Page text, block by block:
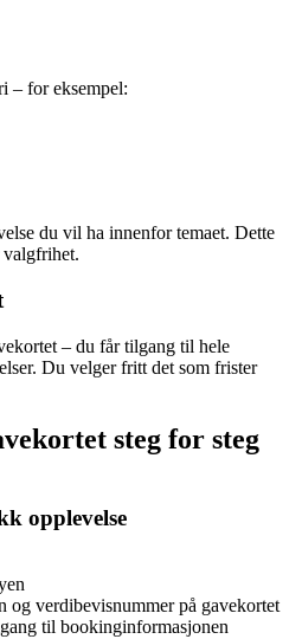
– for eksempel:
du vil ha innenfor temaet. Dette
valgfrihet.
– du får tilgang til hele
Du velger fritt det som frister
steg for steg
opplevelse
verdibevisnummer på gavekortet
til bookinginformasjonen